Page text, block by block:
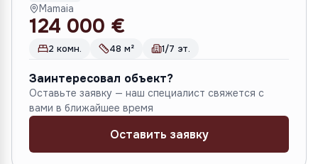
Mamaia
124 000 €
2 комн. 48 м² 1/7 эт.
Заинтересовал объект?
Оставьте заявку — наш специалист свяжется с
вами в ближайшее время
Оставить заявку